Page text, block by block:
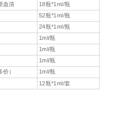
血清
18瓶*1ml/瓶
52瓶*1ml/瓶
24瓶*1ml/瓶
1ml/瓶
1ml/瓶
1ml/瓶
）
1ml/瓶
12瓶*1ml/套